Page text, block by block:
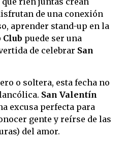
de una conexión
aprender stand-up en la
Club puede ser una
de celebrar San
o soltera, esta fecha no
San Valentín
excusa perfecta para
gente y reírse de las
del amor.